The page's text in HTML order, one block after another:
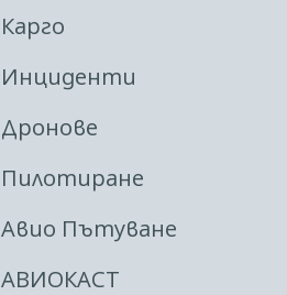
Карго
Инциденти
Дронове
Пилотиране
Авио Пътуване
АВИОКАСТ